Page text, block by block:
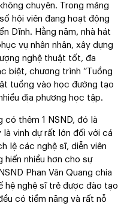
chuyên. Trong mảng
hội viên đang hoạt động
Dĩnh. Hằng năm, nhà hát
vụ nhân nhân, xây dựng
nghệ thuật tốt, đa
biệt, chương trình “Tuồng
tuồng vào học đường tạo
địa phương học tập.
có thêm 1 NSND, đó là
là vinh dự rất lớn đối với cá
lệ các nghệ sĩ, diễn viên
nhiều hơn cho sự
Phan Văn Quang chia
hệ nghệ sĩ trẻ được đào tạo
có tiềm năng và rất nỗ